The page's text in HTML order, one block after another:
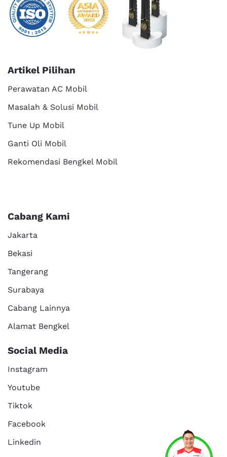
Services About Us
Artikel Pilihan
Perawatan AC Mobil
Masalah & Solusi Mobil
Tune Up Mobil
Ganti Oli Mobil
Rekomendasi Bengkel Mobil
Cabang Kami
Jakarta
Bekasi
Tangerang
Surabaya
Cabang Lainnya
Alamat Bengkel
Social Media
Instagram
Youtube
Tiktok
Facebook
Linkedin